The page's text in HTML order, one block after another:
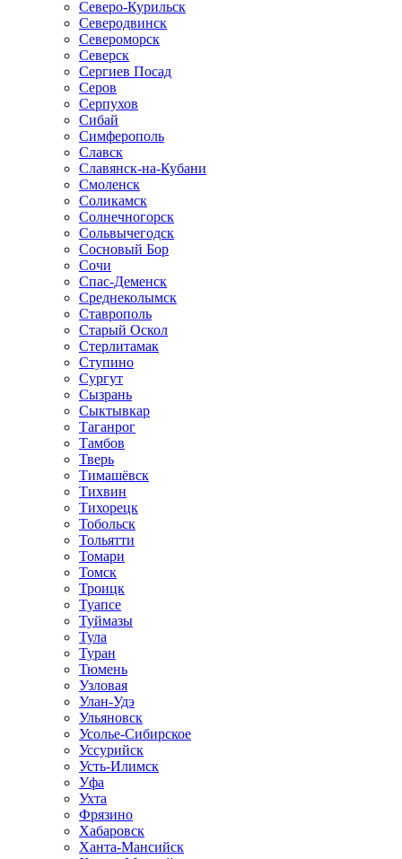
Северо-Курильск
Северодвинск
Североморск
Северск
Сергиев Посад
Серов
Серпухов
Сибай
Симферополь
Славск
Славянск-на-Кубани
Смоленск
Соликамск
Солнечногорск
Сольвычегодск
Сосновый Бор
Сочи
Спас-Деменск
Среднеколымск
Ставрополь
Старый Оскол
Стерлитамак
Ступино
Сургут
Сызрань
Сыктывкар
Таганрог
Тамбов
Тверь
Тимашёвск
Тихвин
Тихорецк
Тобольск
Тольятти
Томари
Томск
Троицк
Туапсе
Туймазы
Тула
Туран
Тюмень
Узловая
Улан-Удэ
Ульяновск
Усолье-Сибирское
Уссурийск
Усть-Илимск
Уфа
Ухта
Фрязино
Хабаровск
Ханта-Мансийск